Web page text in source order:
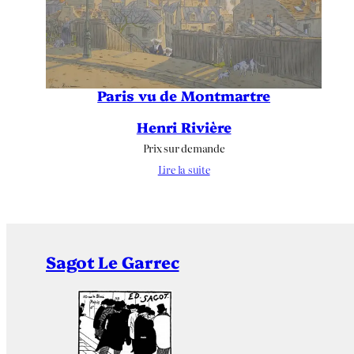
Paris vu de Montmartre
Henri Rivière
Prix sur demande
Lire la suite
Sagot Le Garrec